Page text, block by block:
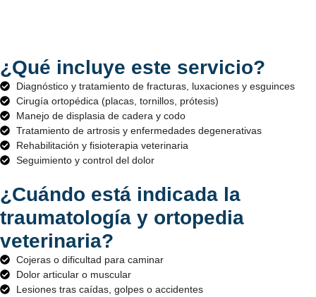
¿Qué incluye este servicio?
Diagnóstico y tratamiento de fracturas, luxaciones y esguinces
Cirugía ortopédica (placas, tornillos, prótesis)
Manejo de displasia de cadera y codo
Tratamiento de artrosis y enfermedades degenerativas
Rehabilitación y fisioterapia veterinaria
Seguimiento y control del dolor
¿Cuándo está indicada la
traumatología y ortopedia
veterinaria?
Cojeras o dificultad para caminar
Dolor articular o muscular
Lesiones tras caídas, golpes o accidentes